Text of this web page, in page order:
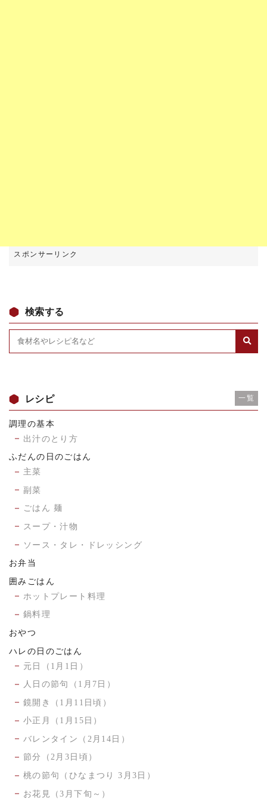
検索する
レシピ 一覧
調理の基本
出汁のとり方
ふだんの日のごはん
主菜
副菜
ごはん 麺
スープ・汁物
ソース・タレ・ドレッシング
お弁当
囲みごはん
ホットプレート料理
鍋料理
おやつ
ハレの日のごはん
元日（1月1日）
人日の節句（1月7日）
鏡開き（1月11日頃）
小正月（1月15日）
バレンタイン（2月14日）
節分（2月3日頃）
桃の節句（ひなまつり 3月3日）
お花見（3月下旬～）